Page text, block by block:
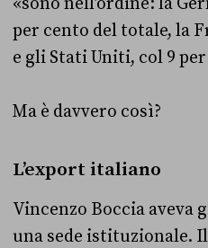
per cento del totale, la
e gli Stati Uniti, col 9
Ma è davvero così?
L’export italiano
Vincenzo Boccia aveva
una sede istituzionale.